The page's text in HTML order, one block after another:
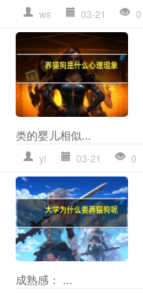
ws 03-21 0
类的婴儿相似...
yl 03-21 0
成熟感： ...